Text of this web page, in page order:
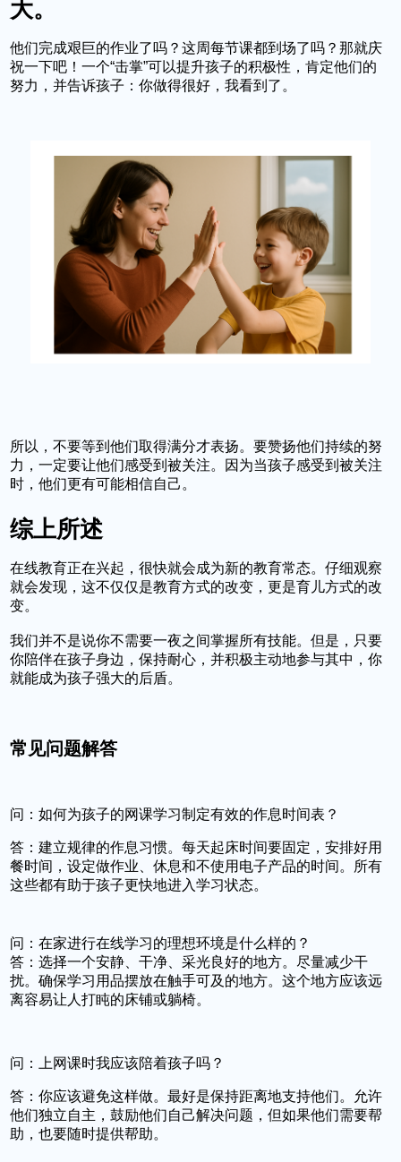
大。
他们完成艰巨的作业了吗？这周每节课都到场了吗？那就庆
祝一下吧！一个“击掌”可以提升孩子的积极性，肯定他们的
努力，并告诉孩子：你做得很好，我看到了。
所以，不要等到他们取得满分才表扬。要赞扬他们持续的努
力，一定要让他们感受到被关注。因为当孩子感受到被关注
时，他们更有可能相信自己。
综上所述
在线教育正在兴起，很快就会成为新的教育常态。仔细观察
就会发现，这不仅仅是教育方式的改变，更是育儿方式的改
变。
我们并不是说你不需要一夜之间掌握所有技能。但是，只要
你陪伴在孩子身边，保持耐心，并积极主动地参与其中，你
就能成为孩子强大的后盾。
常见问题解答
问：如何为孩子的网课学习制定有效的作息时间表？
答：建立规律的作息习惯。每天起床时间要固定，安排好用
餐时间，设定做作业、休息和不使用电子产品的时间。所有
这些都有助于孩子更快地进入学习状态。
问：在家进行在线学习的理想环境是什么样的？
答：选择一个安静、干净、采光良好的地方。尽量减少干
扰。确保学习用品摆放在触手可及的地方。这个地方应该远
离容易让人打盹的床铺或躺椅。
问：上网课时我应该陪着孩子吗？
答：你应该避免这样做。最好是保持距离地支持他们。允许
他们独立自主，鼓励他们自己解决问题，但如果他们需要帮
助，也要随时提供帮助。